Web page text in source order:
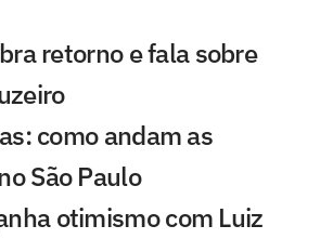
retorno e fala sobre
como andam as
São Paulo
otimismo com Luiz